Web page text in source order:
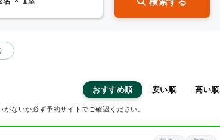
）
おすすめ順 安い順 高い順
ないか必ず予約サイトでご確認ください。